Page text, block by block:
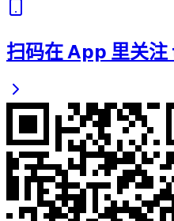
扫码在 App 里关